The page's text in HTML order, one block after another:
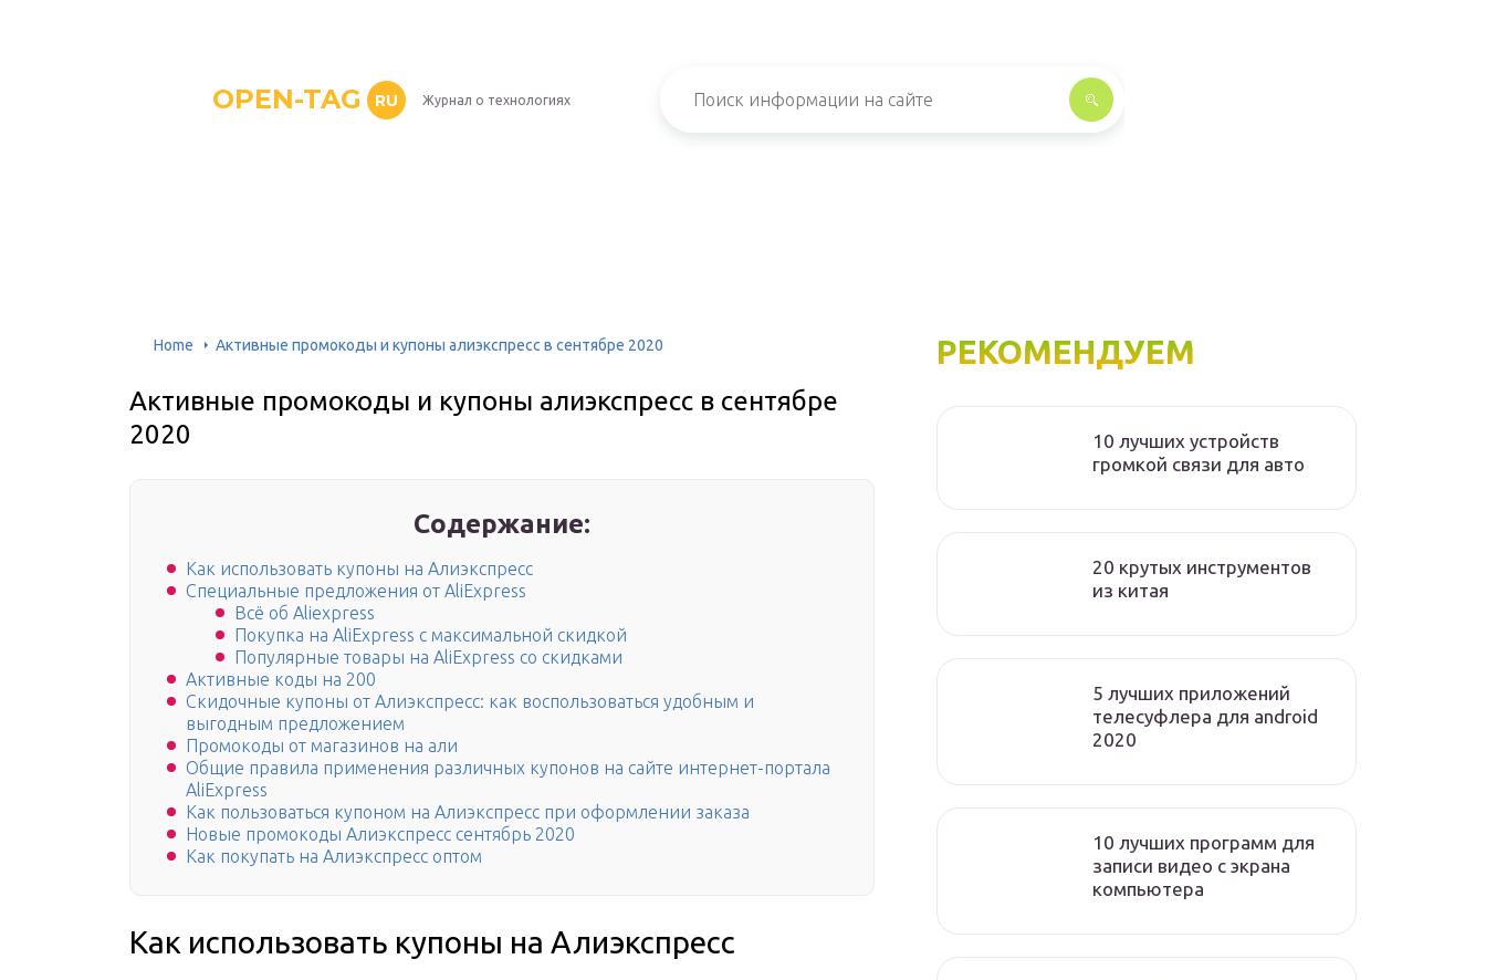
OPEN-TAG RU Журнал о технологиях
Home Активные промокоды и купоны алиэкспресс в сентябре 2020
Активные промокоды и купоны алиэкспресс в сентябре
2020
Содержание:
Как использовать купоны на Алиэкспресс
Специальные предложения от AliExpress
Всё об Aliexpress
Покупка на AliExpress с максимальной скидкой
Популярные товары на AliExpress со скидками
Активные коды на 200
Скидочные купоны от Алиэкспресс: как воспользоваться удобным и
выгодным предложением
Промокоды от магазинов на али
Общие правила применения различных купонов на сайте интернет-портала
AliExpress
Как пользоваться купоном на Алиэкспресс при оформлении заказа
Новые промокоды Алиэкспресс сентябрь 2020
Как покупать на Алиэкспресс оптом
Как использовать купоны на Алиэкспресс
РЕКОМЕНДУЕМ
10 лучших устройств
громкой связи для авто
20 крутых инструментов
из китая
5 лучших приложений
телесуфлера для android
2020
10 лучших программ для
записи видео с экрана
компьютера